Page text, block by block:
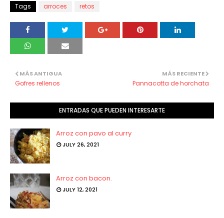
Tags arroces retos
MÁS RECIENTE
Pannacotta de horchata
MÁS ANTIGUA
Gofres rellenos
ENTRADAS QUE PUEDEN INTERESARTE
Arroz con pavo al curry
JULY 26, 2021
Arroz con bacon.
JULY 12, 2021